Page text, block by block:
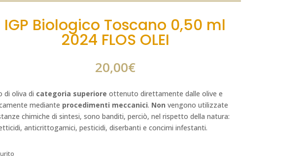
IGP Biologico Toscano 0,50 ml
2024 FLOS OLEI
20,00€
di oliva di categoria superiore ottenuto direttamente dalle olive e
mediante procedimenti meccanici. Non vengono utilizzate
chimiche di sintesi, sono banditi, perciò, nel rispetto della natura:
anticrittogamici, pesticidi, diserbanti e concimi infestanti.